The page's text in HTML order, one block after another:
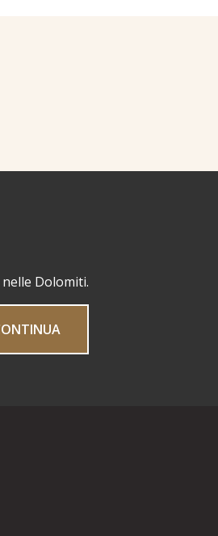
Dolomiti.